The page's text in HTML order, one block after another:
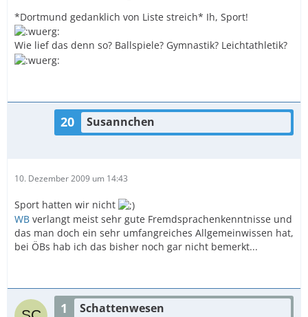
*Dortmund gedanklich von Liste streich* Ih, Sport!
Wie lief das denn so? Ballspiele? Gymnastik? Leichtathletik?
20 Susannchen
10. Dezember 2009 um 14:43
Sport hatten wir nicht
WB verlangt meist sehr gute Fremdsprachenkenntnisse und
das man doch ein sehr umfangreiches Allgemeinwissen hat,
bei ÖBs hab ich das bisher noch gar nicht bemerkt...
1 Schattenwesen